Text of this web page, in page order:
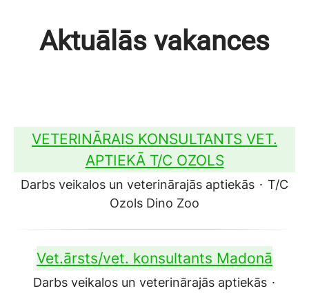
Aktuālās vakances
VETERINĀRAIS KONSULTANTS VET.
APTIEKĀ T/C OZOLS
Darbs veikalos un veterinārajās aptiekās · T/C
Ozols Dino Zoo
Vet.ārsts/vet. konsultants Madonā
Darbs veikalos un veterinārajās aptiekās ·